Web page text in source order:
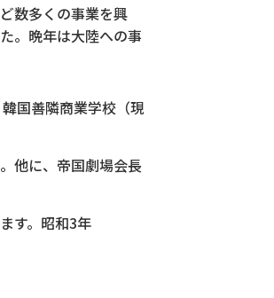
数多くの事業を興
。晩年は大陸への事
国善隣商業学校（現
他に、帝国劇場会長
す。昭和3年